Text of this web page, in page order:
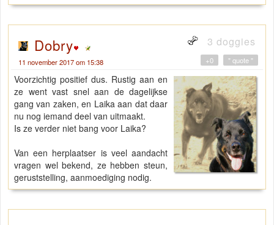
Dobry 3 doggies
11 november 2017 om 15:38 " quote "
+0
Voorzichtig positief dus. Rustig aan en
ze went vast snel aan de dagelijkse
gang van zaken, en Laika aan dat daar
nu nog iemand deel van uitmaakt.
Is ze verder niet bang voor Laika?
Van een herplaatser is veel aandacht
vragen wel bekend, ze hebben steun,
geruststelling, aanmoediging nodig.